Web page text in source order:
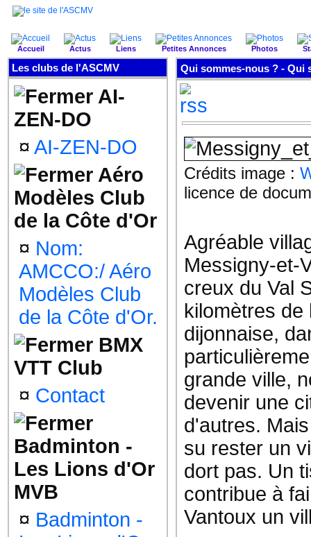
Accueil Actus Liens Petites Annonces Photos
Les clubs de l'ASCMV
AI-
ZEN-DO
¤ AI-ZEN-DO
Aéro
Modèles Club
de la Côte d'Or
¤ Nom:
AMCCO:/ Aéro
Modèles Club
de la Côte d'Or.
BMX
VTT Club
¤ Contact
Badminton -
Les Lions d'Or
MVB
¤ Badminton -
Qui sommes-nous ? - Qui
Crédits image :
licence de
Agréable
Messigny-et-
creux du Val
kilomètres de
dijonnaise,
grande ville,
devenir une
d'autres.
su rester un
dort pas. Un
contribue à
Vantoux un